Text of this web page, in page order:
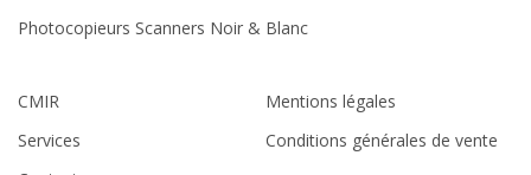
Photocopieurs Scanners Noir & Blanc
CMIR
Mentions légales
Services
Conditions générales de vente